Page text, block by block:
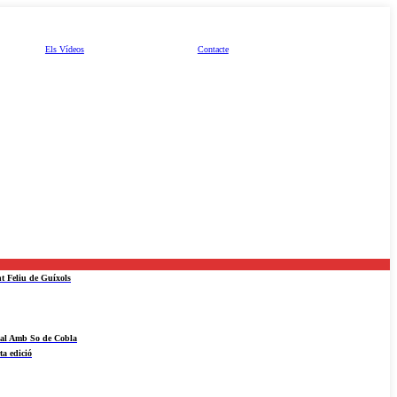
Els Vídeos Contacte
Feliu de Guíxols
Amb So de Cobla
edició